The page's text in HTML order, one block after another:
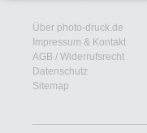
Über photo-druck.de
Impressum & Kontakt
AGB / Widerrufsrecht
Datenschutz
Sitemap